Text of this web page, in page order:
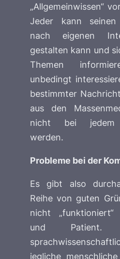
„Allgemeinwissen“
Jeder kann seinen
nach eigenen
gestalten kann und
Themen
unbedingt
bestimmter
aus den
nicht bei jedem
werden.
Probleme bei der
Es gibt also
Reihe von guten
nicht
und Patient.
jegliche